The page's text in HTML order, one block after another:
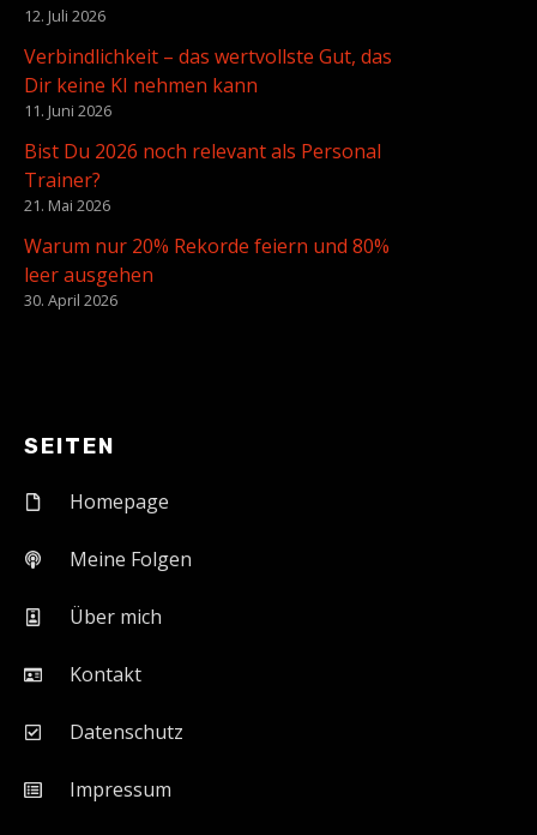
12. Juli 2026
Verbindlichkeit – das wertvollste Gut, das
Dir keine KI nehmen kann
11. Juni 2026
Bist Du 2026 noch relevant als Personal
Trainer?
21. Mai 2026
Warum nur 20% Rekorde feiern und 80%
leer ausgehen
30. April 2026
SEITEN
Homepage
Meine Folgen
Über mich
Kontakt
Datenschutz
Impressum